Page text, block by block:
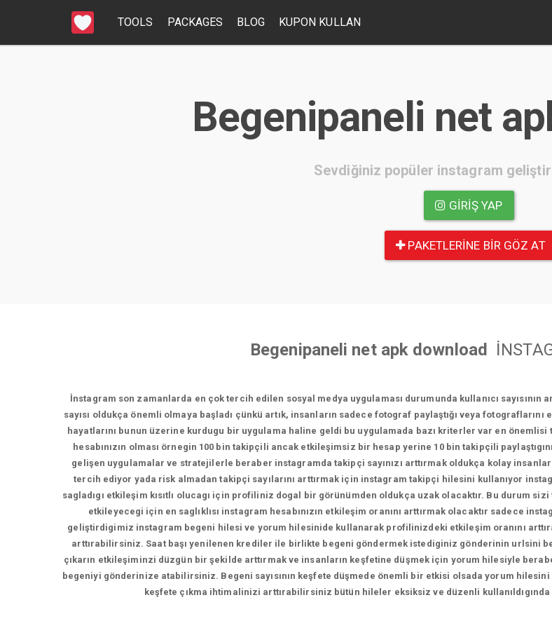
TOOLS PACKAGES BLOG KUPON KULLAN
Begenipaneli net
Sevdiğiniz popüler instagram
GIRIŞ YAP
PAKETLERINE BIR GÖZ AT
Begenipaneli net apk download
İnstagram son zamanlarda en çok tercih edilen sosyal medya uygulaması durumunda kullanıcı
sayısı oldukça önemli olmaya başladı çünkü artık, insanların sadece fotograf paylaştığı veya
hayatlarını bunun üzerine kurdugu bir uygulama haline geldi bu uygulamada bazı kriterler var en
hesabınızın olması örnegin 100 bin takipçili ancak etkileşimsiz bir hesap yerine 10 bin takipçili
gelişen uygulamalar ve stratejilerle beraber instagramda takipçi sayınızı arttırmak oldukça kolay
tercih ediyor yada risk almadan takipçi sayılarını arttırmak için instagram takipçi hilesini kullanıyor
sagladıgı etkileşim kısıtlı olucagı için profiliniz dogal bir görünümden oldukça uzak olacaktır. Bu durum
etkileyecegi için en saglıklısı instagram hesabınızın etkileşim oranını arttırmak olacaktır sadece
geliştirdigimiz instagram begeni hilesi ve yorum hilesinide kullanarak profilinizdeki etkileşim oranını
arttırabilirsiniz. Saat başı yenilenen krediler ile birlikte begeni göndermek istediginiz gönderinin urlsini
çıkarın etkileşiminzi düzgün bir şekilde arttırmak ve insanların keşfetine düşmek için yorum hilesiyle
begeniyi gönderinize atabilirsiniz. Begeni sayısının keşfete düşmede önemli bir etkisi olsada yorum
keşfete çıkma ihtimalinizi arttırabilirsiniz bütün hileler eksiksiz ve düzenli